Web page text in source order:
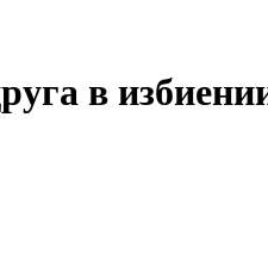
в